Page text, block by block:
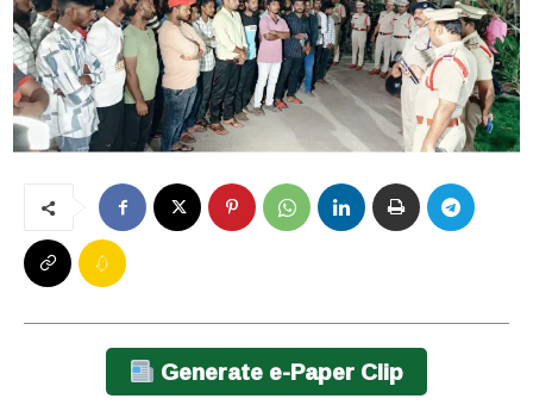
Generate e-Paper Clip